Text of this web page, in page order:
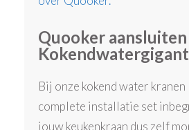
Quooker
Kokendwatergigant
Bij onze kokend water
complete installatie set
jouw keukenkraan dus zelf